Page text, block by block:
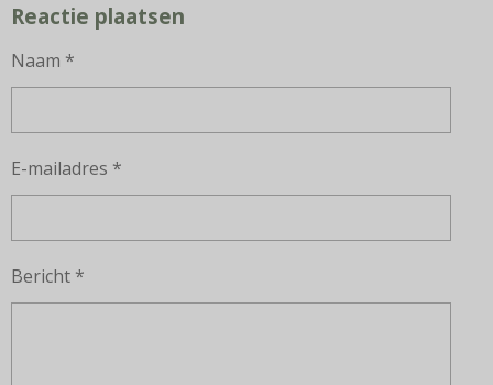
E
N
L
R
E
E
N
Reactie plaatsen
Naam *
E-mailadres *
Bericht *